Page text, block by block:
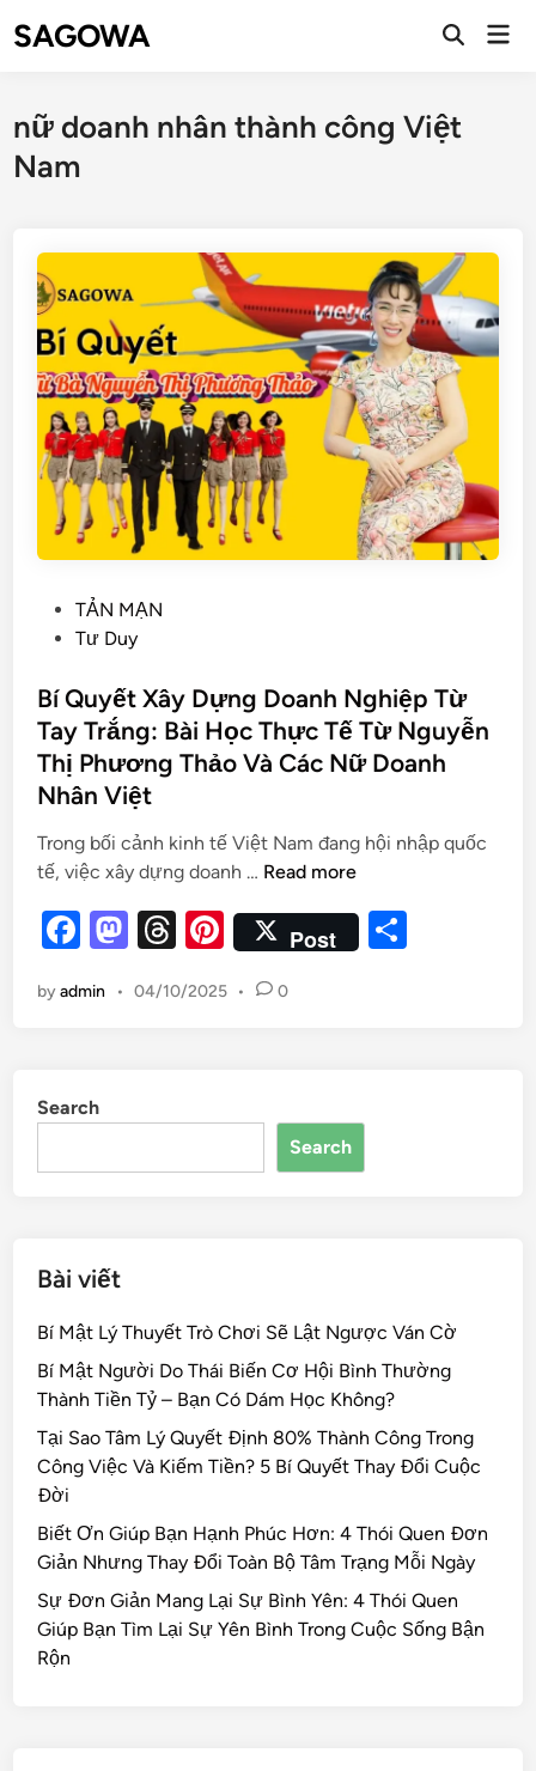
SAGOWA
nữ doanh nhân thành công Việt
Nam
TẢN MẠN
Tư Duy
Bí Quyết Xây Dựng Doanh Nghiệp Từ
Tay Trắng: Bài Học Thực Tế Từ Nguyễn
Thị Phương Thảo Và Các Nữ Doanh
Nhân Việt
Trong bối cảnh kinh tế Việt Nam đang hội nhập quốc
tế, việc xây dựng doanh … Read more
F
c
o
o
M
to
n
T
e
s
Pi
er
Post
byadmin • 04/10/2025 • 0
Search
Search
Bài viết
Bí Mật Lý Thuyết Trò Chơi Sẽ Lật Ngược Ván Cờ
Bí Mật Người Do Thái Biến Cơ Hội Bình Thường
Thành Tiền Tỷ – Bạn Có Dám Học Không?
Tại Sao Tâm Lý Quyết Định 80% Thành Công Trong
Công Việc Và Kiếm Tiền? 5 Bí Quyết Thay Đổi Cuộc
Đời
Biết Ơn Giúp Bạn Hạnh Phúc Hơn: 4 Thói Quen Đơn
Giản Nhưng Thay Đổi Toàn Bộ Tâm Trạng Mỗi Ngày
Sự Đơn Giản Mang Lại Sự Bình Yên: 4 Thói Quen
Giúp Bạn Tìm Lại Sự Yên Bình Trong Cuộc Sống Bận
Rộn